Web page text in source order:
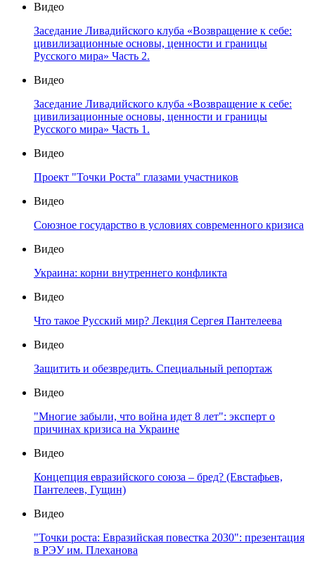
Видео
Заседание Ливадийского клуба «Возвращение к себе:
цивилизационные основы, ценности и границы
Русского мира» Часть 2.
Видео
Заседание Ливадийского клуба «Возвращение к себе:
цивилизационные основы, ценности и границы
Русского мира» Часть 1.
Видео
Проект "Точки Роста" глазами участников
Видео
Союзное государство в условиях современного кризиса
Видео
Украина: корни внутреннего конфликта
Видео
Что такое Русский мир? Лекция Сергея Пантелеева
Видео
Защитить и обезвредить. Специальный репортаж
Видео
"Многие забыли, что война идет 8 лет": эксперт о
причинах кризиса на Украине
Видео
Концепция евразийского союза – бред? (Евстафьев,
Пантелеев, Гущин)
Видео
"Точки роста: Евразийская повестка 2030": презентация
в РЭУ им. Плеханова